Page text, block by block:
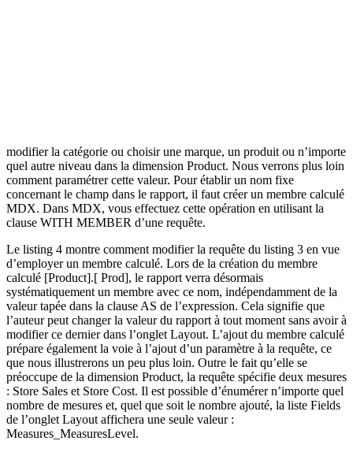
modifier la catégorie ou choisir une marque, un produit ou n’importe
quel autre niveau dans la dimension Product. Nous verrons plus loin
comment paramétrer cette valeur. Pour établir un nom fixe
concernant le champ dans le rapport, il faut créer un membre calculé
MDX. Dans MDX, vous effectuez cette opération en utilisant la
clause WITH MEMBER d’une requête.
Le listing 4 montre comment modifier la requête du listing 3 en vue
d’employer un membre calculé. Lors de la création du membre
calculé [Product].[ Prod], le rapport verra désormais
systématiquement un membre avec ce nom, indépendamment de la
valeur tapée dans la clause AS de l’expression. Cela signifie que
l’auteur peut changer la valeur du rapport à tout moment sans avoir à
modifier ce dernier dans l’onglet Layout. L’ajout du membre calculé
prépare également la voie à l’ajout d’un paramètre à la requête, ce
que nous illustrerons un peu plus loin. Outre le fait qu’elle se
préoccupe de la dimension Product, la requête spécifie deux mesures
: Store Sales et Store Cost. Il est possible d’énumérer n’importe quel
nombre de mesures et, quel que soit le nombre ajouté, la liste Fields
de l’onglet Layout affichera une seule valeur :
Measures_MeasuresLevel.